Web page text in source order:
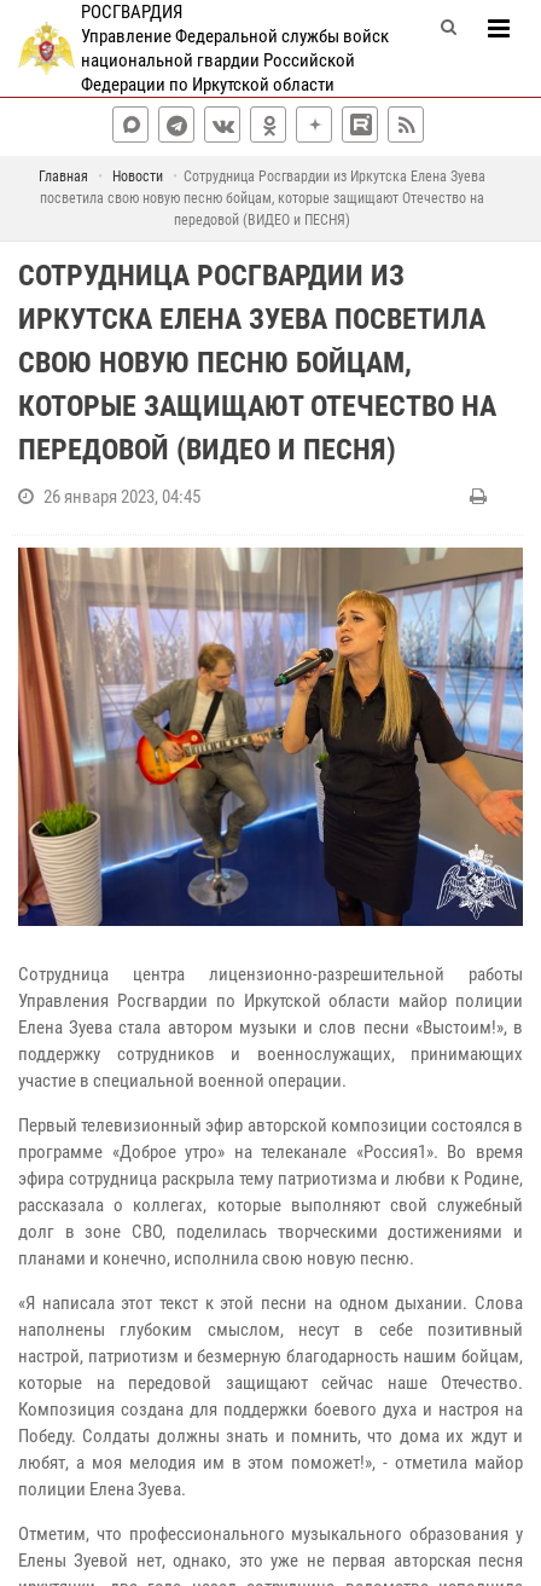
РОСГВАРДИЯ
Управление Федеральной службы войск
национальной гвардии Российской
Федерации по Иркутской области
Главная Новости
Сотрудница Росгвардии из Иркутска Елена Зуева
посветила свою новую песню бойцам, которые защищают Отечество на
передовой (ВИДЕО и ПЕСНЯ)
СОТРУДНИЦА РОСГВАРДИИ ИЗ
ИРКУТСКА ЕЛЕНА ЗУЕВА ПОСВЕТИЛА
СВОЮ НОВУЮ ПЕСНЮ БОЙЦАМ,
КОТОРЫЕ ЗАЩИЩАЮТ ОТЕЧЕСТВО НА
ПЕРЕДОВОЙ (ВИДЕО И ПЕСНЯ)
26 января 2023, 04:45
Сотрудница центра лицензионно-разрешительной работы
Управления Росгвардии по Иркутской области майор полиции
Елена Зуева стала автором музыки и слов песни «Выстоим!», в
поддержку сотрудников и военнослужащих, принимающих
участие в специальной военной операции.
Первый телевизионный эфир авторской композиции состоялся в
программе «Доброе утро» на телеканале «Россия1». Во время
эфира сотрудница раскрыла тему патриотизма и любви к Родине,
рассказала о коллегах, которые выполняют свой служебный
долг в зоне СВО, поделилась творческими достижениями и
планами и конечно, исполнила свою новую песню.
«Я написала этот текст к этой песни на одном дыхании. Слова
наполнены глубоким смыслом, несут в себе позитивный
настрой, патриотизм и безмерную благодарность нашим бойцам,
которые на передовой защищают сейчас наше Отечество.
Композиция создана для поддержки боевого духа и настроя на
Победу. Солдаты должны знать и помнить, что дома их ждут и
любят, а моя мелодия им в этом поможет!», - отметила майор
полиции Елена Зуева.
Отметим, что профессионального музыкального образования у
Елены Зуевой нет, однако, это уже не первая авторская песня